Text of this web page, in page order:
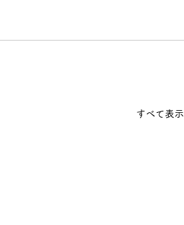
すべて表示